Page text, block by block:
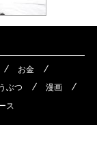
お金
ぶつ
漫画
ス